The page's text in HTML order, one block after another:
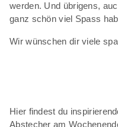
werden. Und übrigens,
ganz schön viel Spass
Wir wünschen dir viele
Hier findest du
Abstecher am